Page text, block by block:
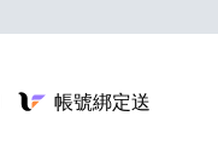
帳號綁定送